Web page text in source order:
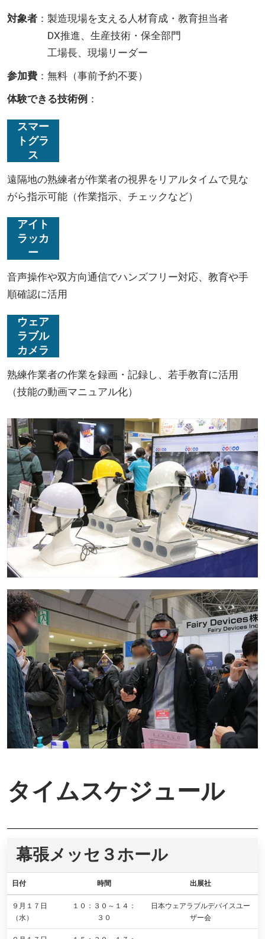
対象者 ：製造現場を支える人材育成・教育担当者
DX推進、生産技術・保全部門
工場長、現場リーダー
参加費 ：無料（事前予約不要）
体験できる技術例 ：
スマー
トグラ
ス
遠隔地の熟練者が作業者の視界をリアルタイムで見な
がら指示可能（作業指示、チェックなど）
アイト
ラッカ
ー
音声操作や双方向通信でハンズフリー対応、教育や手
順確認に活用
ウェア
ラブル
カメラ
熟練作業者の作業を録画・記録し、若手教育に活用
（技能の動画マニュアル化）
タイムスケジュール
幕張メッセ３ホール
日付 時間 出展社
９月１７日
（水）
１０：３０～１４：
３０
日本ウェアラブルデバイスユー
ザー会